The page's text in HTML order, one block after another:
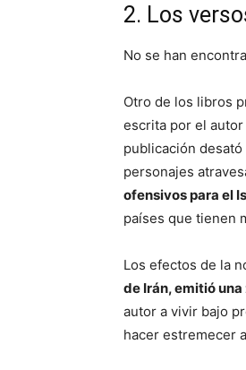
2. Los
No se han
Otro de los libros
escrita por el
publicación
personajes
ofensivos para el
países que tienen
Los efectos de la
de Irán, emitió una
autor a vivir bajo
hacer estremecer